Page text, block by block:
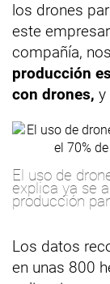
los drones
este
compañía,
producción
con drones, y
El uso de
explica ya se
producción
Los datos
en unas 800